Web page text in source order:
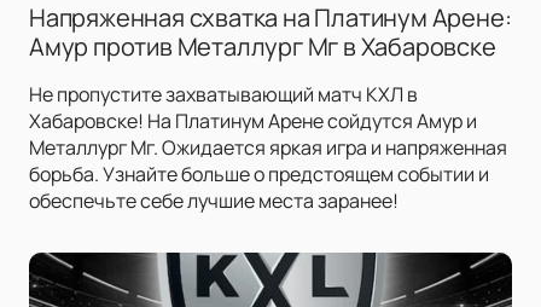
Напряженная схватка на Платинум Арене:
Амур против Металлург Мг в Хабаровске
Не пропустите захватывающий матч КХЛ в
Хабаровске! На Платинум Арене сойдутся Амур и
Металлург Мг. Ожидается яркая игра и напряженная
борьба. Узнайте больше о предстоящем событии и
обеспечьте себе лучшие места заранее!